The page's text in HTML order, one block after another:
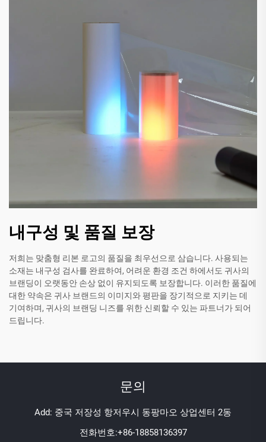
내구성 및 품질 보장
저희는 맞춤형 리본 로고의 품질을 최우선으로 삼습니다. 사용되는
소재는 내구성 검사를 완료하여, 어려운 환경 조건 하에서도 귀사의
브랜딩이 오랫동안 손상 없이 유지되도록 보장합니다. 이러한 품질에
대한 약속은 귀사 브랜드의 이미지와 평판을 장기적으로 지키는 데
기여하며, 귀사의 브랜딩 니즈를 위한 신뢰할 수 있는 파트너가 되어
드립니다.
문의
Add: 중국 저장성 항저우시 동팡마오 상업센터 2동
전화번호:+86-18858136397